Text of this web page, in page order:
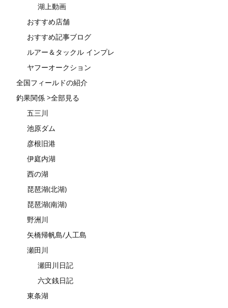
湖上動画
おすすめ店舗
おすすめ記事ブログ
ルアー＆タックル インプレ
ヤフーオークション
全国フィールドの紹介
釣果関係 >全部見る
五三川
池原ダム
彦根旧港
伊庭内湖
西の湖
琵琶湖(北湖)
琵琶湖(南湖)
野洲川
矢橋帰帆島/人工島
瀬田川
瀬田川日記
六文銭日記
東条湖